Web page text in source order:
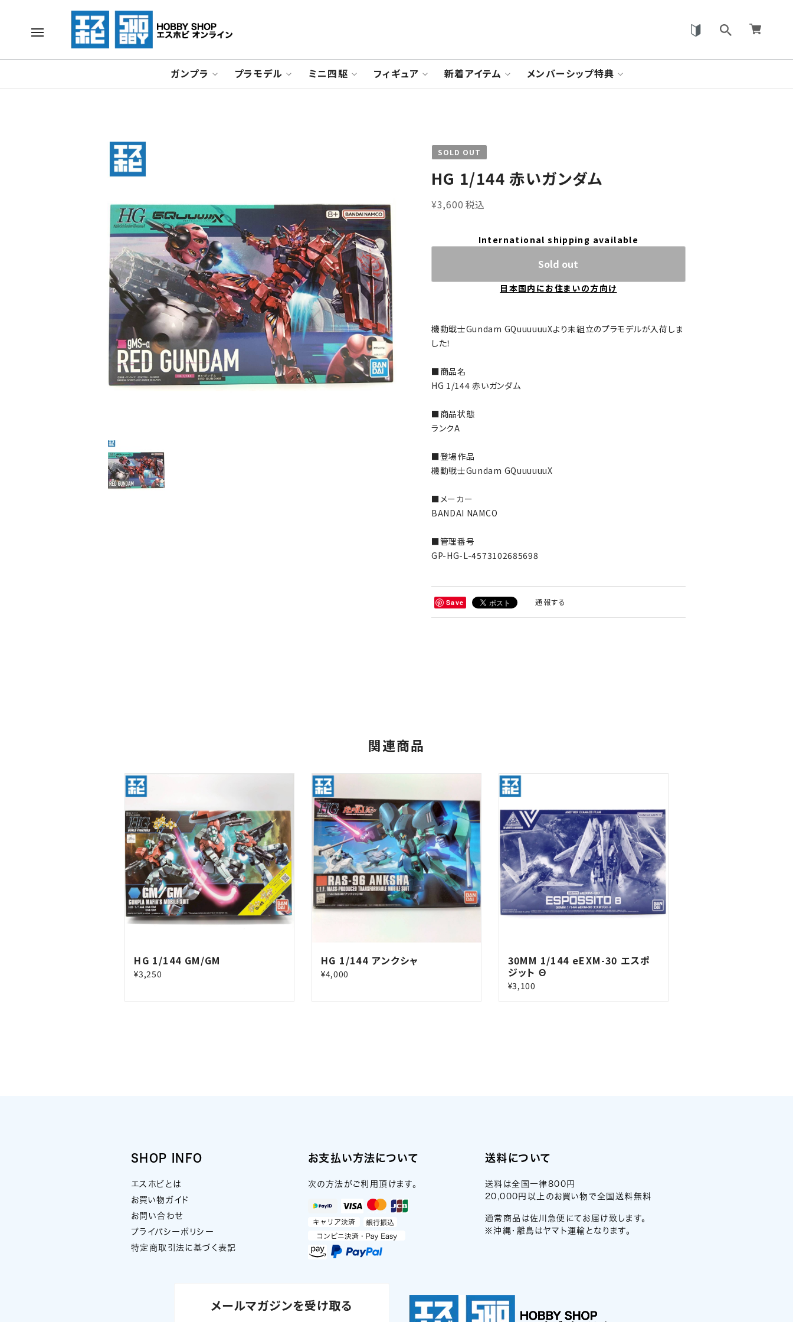
ガンプラ プラモデル ミニ四駆 フィギュア 新着アイテム メンバーシップ特典
SOLD OUT
HG 1/144 赤いガンダム
¥3,600 税込
International shipping available
Sold out
日本国内にお住まいの方向け
機動戦士Gundam GQuuuuuuXより未組立のプラモデルが入荷しま
した！
■商品名
HG 1/144 赤いガンダム
■商品状態
ランクA
■登場作品
機動戦士Gundam GQuuuuuuX
■メーカー
BANDAI NAMCO
■管理番号
GP-HG-L-4573102685698
Save 通報する
関連商品
HG 1/144 GM/GM
¥3,250
HG 1/144 アンクシャ
¥4,000
30MM 1/144 eEXM-30 エスポ
ジット Θ
¥3,100
SHOP INFO
エスホビとは
お買い物ガイド
お問い合わせ
プライバシーポリシー
特定商取引法に基づく表記
お支払い方法について
次の方法がご利用頂けます。
送料について
送料は全国一律800円
20,000円以上のお買い物で全国送料無料
通常商品は佐川急便にてお届け致します。
※沖縄・離島はヤマト運輸となります。
メールマガジンを受け取る